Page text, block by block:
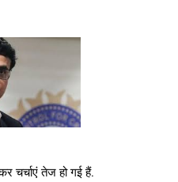
चर्चाएं तेज हो गई हैं.